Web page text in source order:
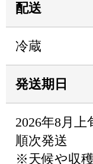
配送
冷蔵
発送期日
2026年8月
順次発送
※天候や収